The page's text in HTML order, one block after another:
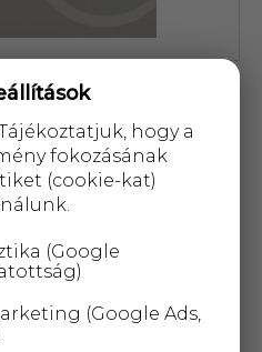
ig
hogy a
fokozásának
(cookie-kat)
(Google
(Google Ads,